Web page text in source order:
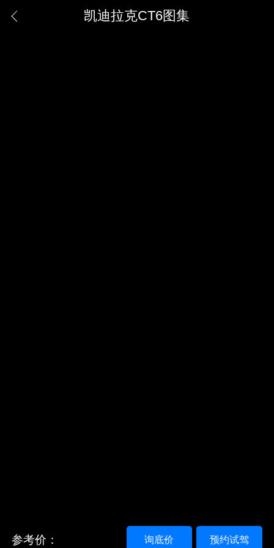
凯迪拉克CT6图集
参考价： 预约试驾
询底价